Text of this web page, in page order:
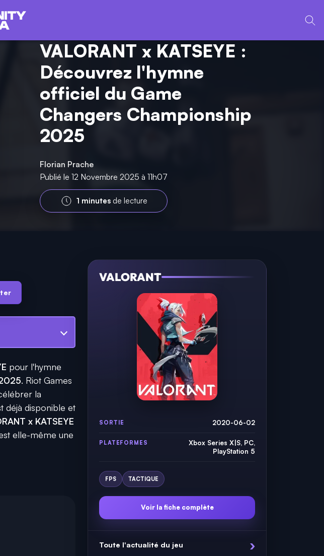
VALORANT x KATSEYE :
Découvrez l'hymne
officiel du Game
Changers Championship
2025
Florian Prache
Publié le 12 Novembre 2025 à 11h07
1 minutesde lecture
pour l'hymne
. Riot Games
la
déjà disponible et
x KATSEYE
elle-même une
VALORANT
SORTIE 2020-06-02
PLATEFORMES
Xbox Series X|S, PC,
PlayStation 5
FPS TACTIQUE
Voir la fiche complète
Toute l'actualité du jeu